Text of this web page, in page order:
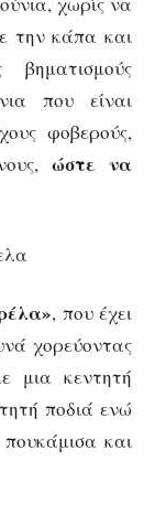
την κάπα και
που είναι
φοβερούς,
ώστε να
, που έχει
χορεύοντας
μια κεντητή
ποδιά ενώ
και